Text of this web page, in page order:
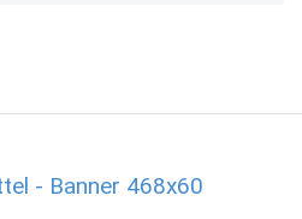
- Banner 468x60